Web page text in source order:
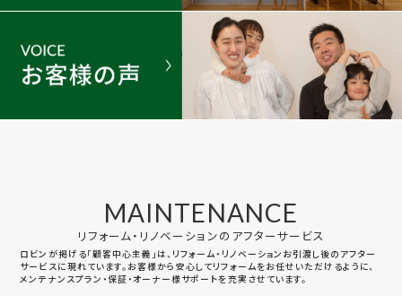
MAINTENANCE
リフォーム・リノベーションのアフターサービス
ロビンが掲げる「顧客中心主義」は、リフォーム・リノベーションお引渡し後のアフター
サービスに現れています。お客様から安心してリフォームをお任せいただけるように、
メンテナンスプラン・保証・オーナー様サポートを充実させています。